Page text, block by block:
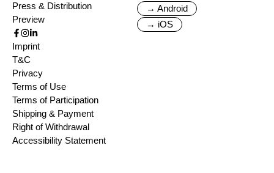
Press & Distribution
Preview
→ Android
→ iOS
Imprint
T&C
Privacy
Terms of Use
Terms of Participation
Shipping & Payment
Right of Withdrawal
Accessibility Statement